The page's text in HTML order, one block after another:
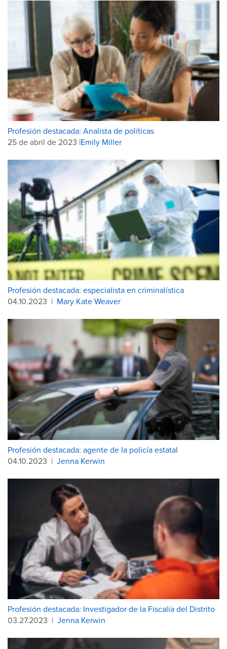
Profesión destacada: Analista de políticas
25 de abril de 2023 |Emily Miller
Profesión destacada: especialista en criminalística
04.10.2023 | Mary Kate Weaver
Profesión destacada: agente de la policía estatal
04.10.2023 | Jenna Kerwin
Profesión destacada: Investigador de la Fiscalía del Distrito
03.27.2023 | Jenna Kerwin